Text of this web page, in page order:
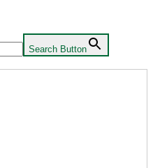
Search Button